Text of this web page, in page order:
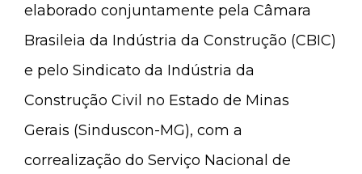
elaborado conjuntamente pela Câmara
Brasileia da Indústria da Construção (CBIC)
e pelo Sindicato da Indústria da
Construção Civil no Estado de Minas
Gerais (Sinduscon-MG), com a
correalização do Serviço Nacional de